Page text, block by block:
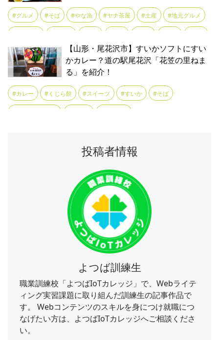
#ワイン #休憩所 #公園 #味噌 #国道287号線沿い #土産
#大型駐車場 #大江町 #子連れ #定食 #小鵜飼舟 #散歩
#散策 #新鮮 #最上川舟唄 #果物 #温泉 #無料wifi
#焼きたてパン #特産品 #直売
#観光 #農産 #農産物 #道の駅 #道の駅おおえ
#グルメ #そば #やな漁 #ヤナ茶屋 #土産 #地元グルメ
#道の駅 #鮎 #鮎漁
【山形・尾花沢市】すいかソフトにすい
かカレー？道の駅尾花沢「花笠の里ねま
る」を紹介！
#カレー #くじら餅 #スイーツ #すいか #そば
#道の駅
投稿者情報
よつば訓練生
職業訓練校「よつばIoTカレッジ」で、Webライテ
ィング実習課題に取り組んだ訓練生の記事作品で
す。 Webコンテンツのスキルを身につけ就職につ
なげたい方は、よつばIoTカレッジへご相談くださ
い。